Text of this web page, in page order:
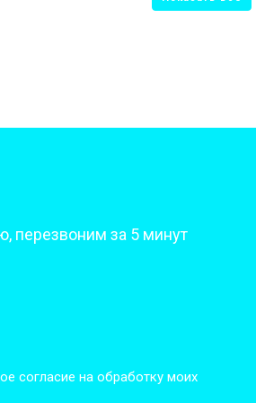
перезвоним за 5 минут
согласие на обработку моих